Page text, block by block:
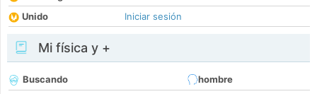
Unido
Iniciar sesión
Mi física y +
Buscando
hombre